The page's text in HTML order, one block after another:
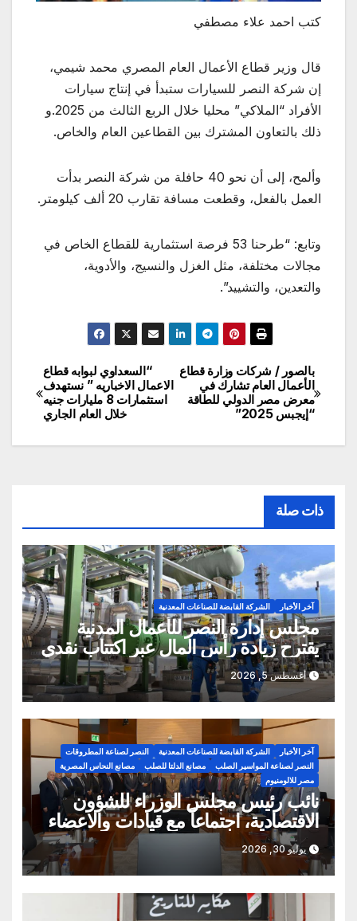
كتب احمد علاء مصطفي
قال وزير قطاع الأعمال العام المصري محمد شيمي،
إن شركة النصر للسيارات ستبدأ في إنتاج سيارات
الأفراد “الملاكي” محليا خلال الربع الثالث من 2025.و
ذلك بالتعاون المشترك بين القطاعين العام والخاص.
وألمح، إلى أن نحو 40 حافلة من شركة النصر بدأت
العمل بالفعل، وقطعت مسافة تقارب 20 ألف كيلومتر.
وتابع: “طرحنا 53 فرصة استثمارية للقطاع الخاص في
مجالات مختلفة، مثل الغزل والنسيج، والأدوية،
والتعدين، والتشييد”.
تصفّح
المقالات
“السعداوي لبوابه قطاع
الاعمال الاخباريه ” نستهدف
استثمارات 8 مليارات جنيه
خلال العام الجاري
بالصور / شركات وزارة قطاع
الأعمال العام تشارك في
معرض مصر الدولي للطاقة
“إيجبس 2025”
ذات صلة
آخر الأخبار الشركة القابضة للصناعات المعدنية
مجلس إدارة النصر للأعمال المدنية
يقترح زيادة رأس المال عبر اكتتاب نقدي
أغسطس 5, 2026
آخر الأخبار الشركة القابضة للصناعات المعدنية
النصر لصناعة المطروقات
النصر لصناعة المواسير الصلب
مصانع الدلتا للصلب
مصانع النحاس المصرية
مصر للالومنيوم
نائب رئيس مجلس الوزراء للشؤون
الاقتصادية، اجتماعاً مع قيادات والاعضاء
المنتدبين الشركة القابضة للصناعات
المعدنية
يوليو 30, 2026